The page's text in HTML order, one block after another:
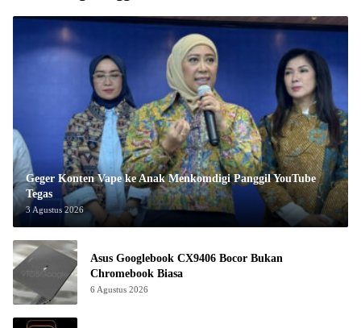
Geger Konten Vape ke Anak Menkomdigi Panggil YouTube
Tegas
3 Agustus 2026
Asus Googlebook CX9406 Bocor Bukan
Chromebook Biasa
6 Agustus 2026